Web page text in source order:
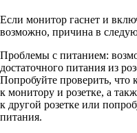
Если монитор гаснет и
возможно, причина в
Проблемы с питанием:
достаточного питания из
Попробуйте проверить, что
к монитору и розетке, а
к другой розетке или
питания.